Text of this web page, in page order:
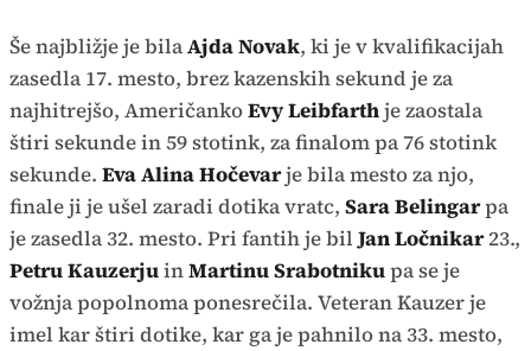
Še najbližje je bilaAjda Novak, ki je v kvalifikacijah
zasedla 17. mesto, brez kazenskih sekund je za
najhitrejšo, AmeričankoEvy Leibfarthje zaostala
štiri sekunde in 59 stotink, za finalom pa 76 stotink
sekunde. Eva Alina Hočevarje bila mesto za njo,
finale ji je ušel zaradi dotika vratc, Sara Belingarpa
je zasedla 32. mesto. Pri fantih je bilJanLočnikar23.,
Petru KauzerjuinMartinu Srabotnikupa se je
vožnja popolnoma ponesrečila. Veteran Kauzer je
imel kar štiri dotike, kar ga je pahnilo na 33. mesto,